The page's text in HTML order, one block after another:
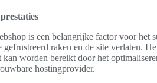
is een belangrijke factor voor het
gefrustreerd raken en de site verlaten.
kan worden bereikt door het
hostingprovider.